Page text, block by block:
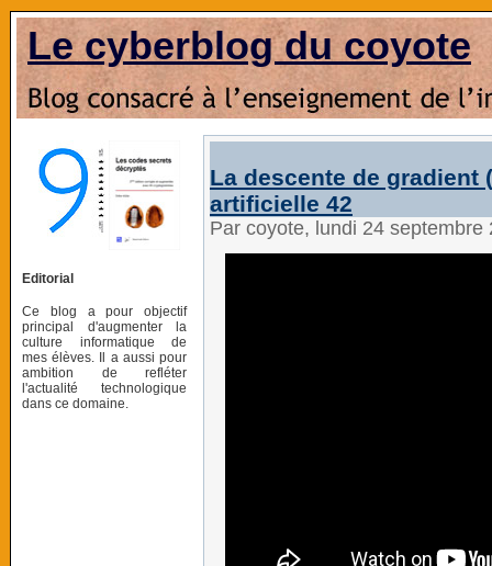
Le cyberblog du coyote
Editorial
Ce blog a pour objectif
principal d'augmenter la
culture informatique de
mes élèves. Il a aussi pour
ambition de refléter
l'actualité technologique
dans ce domaine.
La descente de
artificielle 42
Par coyote, lundi 24